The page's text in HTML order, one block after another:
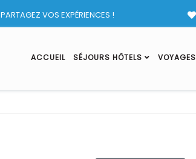
PARTAGEZ VOS EXPÉRIENCES !
ACCUEIL SÉJOURS HÔTELS VOYAGES